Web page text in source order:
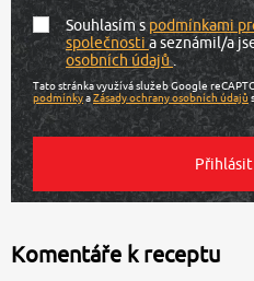
Souhlasím spodmínkami
společnostia seznámil/a
osobních údajů.
Tato stránka využívá služeb Google
podmínkyaZásady ochrany osobních údajů
Komentáře k receptu